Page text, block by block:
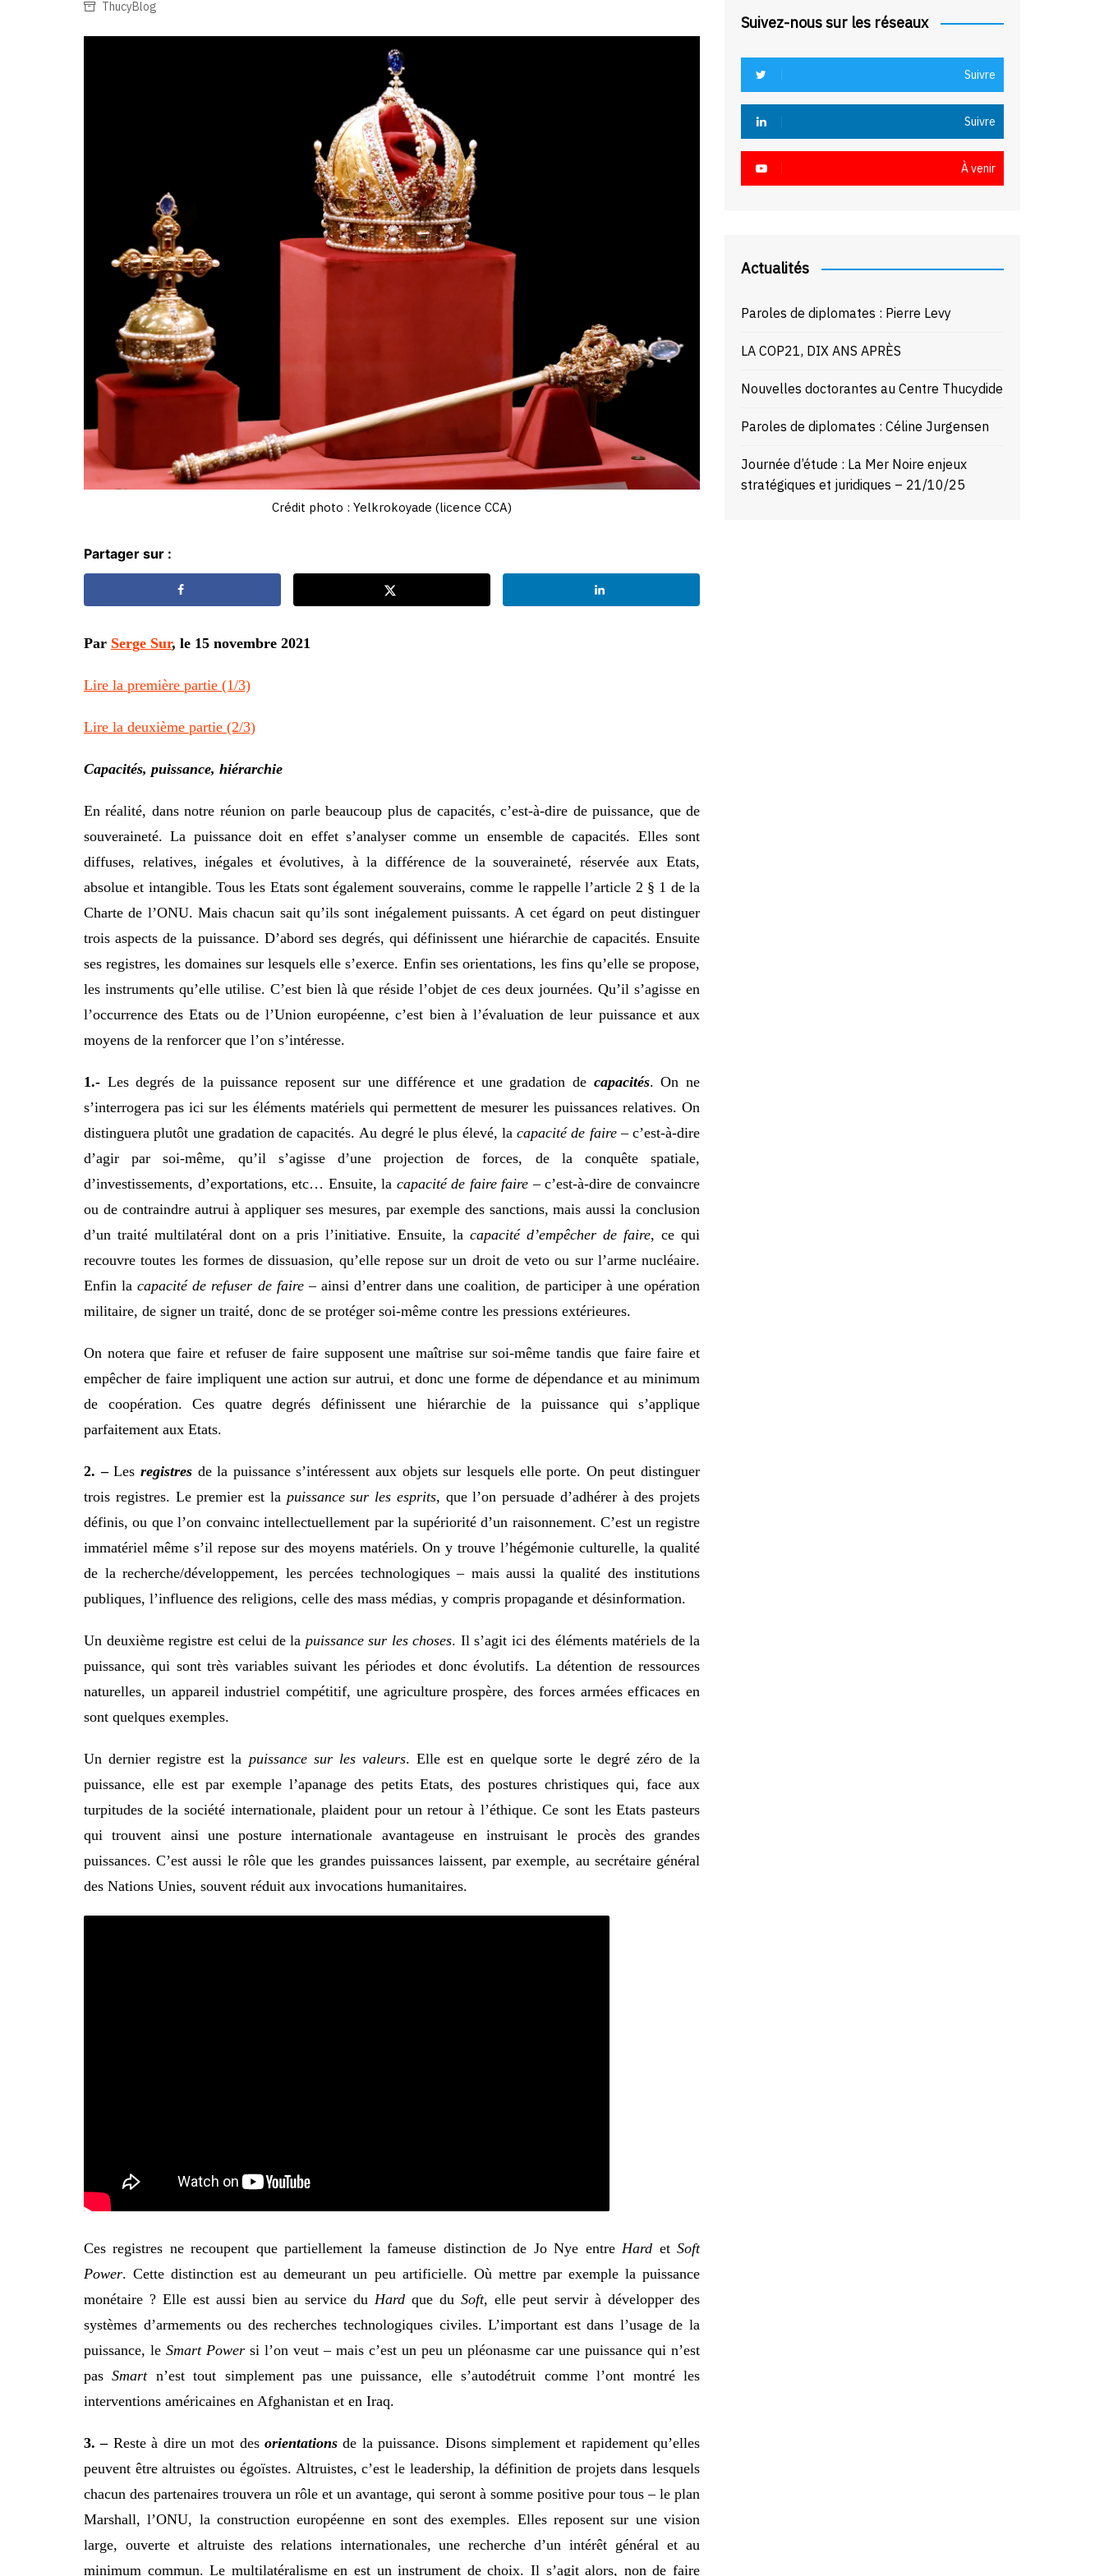
ThucyBlog
Crédit photo : Yelkrokoyade (licence CCA)
Partager sur :
Par Serge Sur, le 15 novembre 2021
Lire la première partie (1/3)
Lire la deuxième partie (2/3)
Capacités, puissance, hiérarchie
En réalité, dans notre réunion on parle beaucoup plus de capacités, c’est-à-dire de puissance, que de
souveraineté. La puissance doit en effet s’analyser comme un ensemble de capacités. Elles sont
diffuses, relatives, inégales et évolutives, à la différence de la souveraineté, réservée aux Etats,
absolue et intangible. Tous les Etats sont également souverains, comme le rappelle l’article 2 § 1 de la
Charte de l’ONU. Mais chacun sait qu’ils sont inégalement puissants. A cet égard on peut distinguer
trois aspects de la puissance. D’abord ses degrés, qui définissent une hiérarchie de capacités. Ensuite
ses registres, les domaines sur lesquels elle s’exerce. Enfin ses orientations, les fins qu’elle se propose,
les instruments qu’elle utilise. C’est bien là que réside l’objet de ces deux journées. Qu’il s’agisse en
l’occurrence des Etats ou de l’Union européenne, c’est bien à l’évaluation de leur puissance et aux
moyens de la renforcer que l’on s’intéresse.
1.- Les degrés de la puissance reposent sur une différence et une gradation decapacités. On ne
s’interrogera pas ici sur les éléments matériels qui permettent de mesurer les puissances relatives. On
distinguera plutôt une gradation de capacités. Au degré le plus élevé, la capacité de faire– c’est-à-dire
d’agir par soi-même, qu’il s’agisse d’une projection de forces, de la conquête spatiale,
d’investissements, d’exportations, etc… Ensuite, la capacité de faire faire – c’est-à-dire de convaincre
ou de contraindre autrui à appliquer ses mesures, par exemple des sanctions, mais aussi la conclusion
d’un traité multilatéral dont on a pris l’initiative. Ensuite, la capacité d’empêcher de faire, ce qui
recouvre toutes les formes de dissuasion, qu’elle repose sur un droit de veto ou sur l’arme nucléaire.
Enfin lacapacité de refuser de faire– ainsi d’entrer dans une coalition, de participer à une opération
militaire, de signer un traité, donc de se protéger soi-même contre les pressions extérieures.
On notera que faire et refuser de faire supposent une maîtrise sur soi-même tandis que faire faire et
empêcher de faire impliquent une action sur autrui, et donc une forme de dépendance et au minimum
de coopération. Ces quatre degrés définissent une hiérarchie de la puissance qui s’applique
parfaitement aux Etats.
2. –Les registres de la puissance s’intéressent aux objets sur lesquels elle porte. On peut distinguer
trois registres. Le premier est la puissance sur les esprits, que l’on persuade d’adhérer à des projets
définis, ou que l’on convainc intellectuellement par la supériorité d’un raisonnement. C’est un registre
immatériel même s’il repose sur des moyens matériels. On y trouve l’hégémonie culturelle, la qualité
de la recherche/développement, les percées technologiques – mais aussi la qualité des institutions
publiques, l’influence des religions, celle des mass médias, y compris propagande et désinformation.
Un deuxième registre est celui de la puissance sur les choses. Il s’agit ici des éléments matériels de la
puissance, qui sont très variables suivant les périodes et donc évolutifs. La détention de ressources
naturelles, un appareil industriel compétitif, une agriculture prospère, des forces armées efficaces en
sont quelques exemples.
Un dernier registre est la puissance sur les valeurs. Elle est en quelque sorte le degré zéro de la
puissance, elle est par exemple l’apanage des petits Etats, des postures christiques qui, face aux
turpitudes de la société internationale, plaident pour un retour à l’éthique. Ce sont les Etats pasteurs
qui trouvent ainsi une posture internationale avantageuse en instruisant le procès des grandes
puissances. C’est aussi le rôle que les grandes puissances laissent, par exemple, au secrétaire général
des Nations Unies, souvent réduit aux invocations humanitaires.
Ces registres ne recoupent que partiellement la fameuse distinction de Jo Nye entreHard etSoft
Power. Cette distinction est au demeurant un peu artificielle. Où mettre par exemple la puissance
monétaire ? Elle est aussi bien au service du Hard que du Soft, elle peut servir à développer des
systèmes d’armements ou des recherches technologiques civiles. L’important est dans l’usage de la
puissance, le Smart Power si l’on veut – mais c’est un peu un pléonasme car une puissance qui n’est
pasSmartn’est tout simplement pas une puissance, elle s’autodétruit comme l’ont montré les
interventions américaines en Afghanistan et en Iraq.
3. –Reste à dire un mot des orientations de la puissance. Disons simplement et rapidement qu’elles
peuvent être altruistes ou égoïstes. Altruistes, c’est le leadership, la définition de projets dans lesquels
chacun des partenaires trouvera un rôle et un avantage, qui seront à somme positive pour tous – le plan
Marshall, l’ONU, la construction européenne en sont des exemples. Elles reposent sur une vision
large, ouverte et altruiste des relations internationales, une recherche d’un intérêt général et au
minimum commun. Le multilatéralisme en est un instrument de choix. Il s’agit alors, non de faire
Suivez-nous sur les réseaux
Suivre
Suivre
À venir
Actualités
Paroles de diplomates : Pierre Levy
LA COP21, DIX ANS APRÈS
Nouvelles doctorantes au Centre Thucydide
Paroles de diplomates : Céline Jurgensen
Journée d’étude : La Mer Noire enjeux
stratégiques et juridiques – 21/10/25